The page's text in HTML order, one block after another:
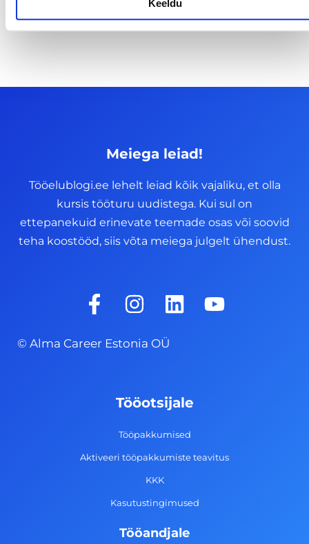
Keeldu
Meiega leiad!
Tööelublogi.ee lehelt leiad kõik vajaliku, et olla
kursis tööturu uudistega. Kui sul on
ettepanekuid erinevate teemade osas või soovid
teha koostööd, siis võta meiega julgelt ühendust.
F
a
e
-
I
n
s
t
g
r
a
m
L
i
d
i
n
Y
o
© Alma Career Estonia OÜ
Tööotsijale
Tööpakkumised
Aktiveeri tööpakkumiste teavitus
KKK
Kasutustingimused
Tööandjale